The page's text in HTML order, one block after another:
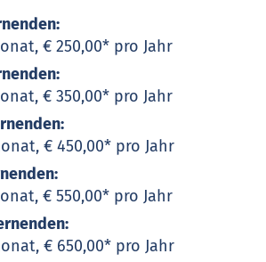
€ 250,00* pro Jahr
€ 350,00* pro Jahr
€ 450,00* pro Jahr
€ 550,00* pro Jahr
€ 650,00* pro Jahr